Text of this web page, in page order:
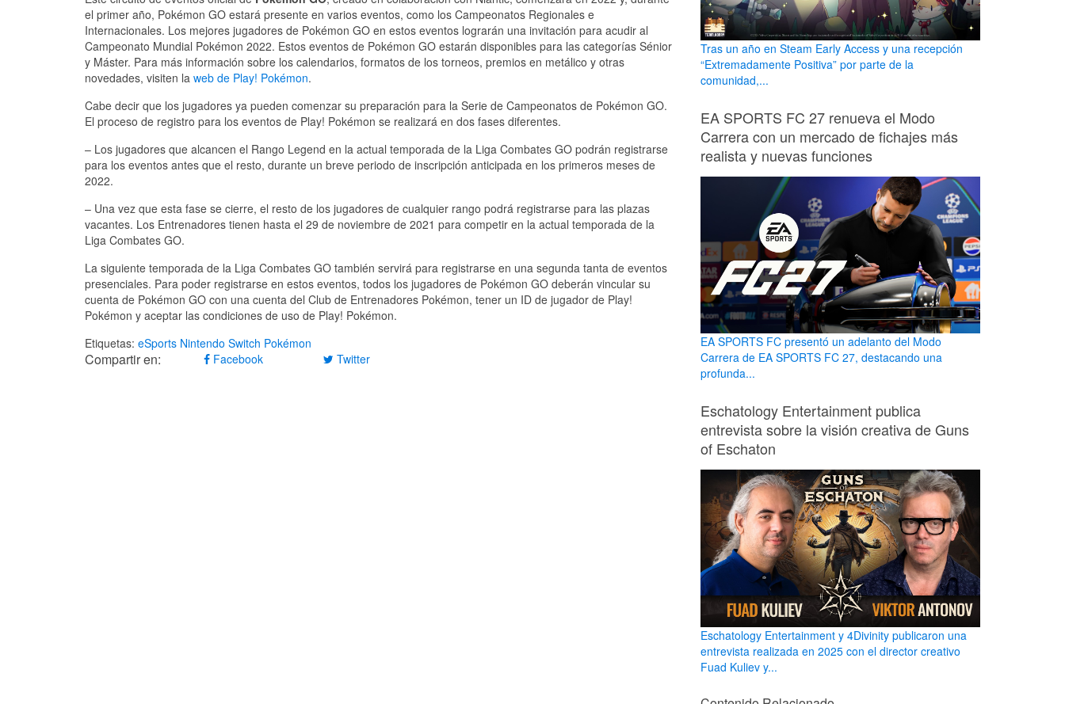
el primer año, Pokémon GO estará presente en varios eventos, como los Campeonatos Regionales e
Internacionales. Los mejores jugadores de Pokémon GO en estos eventos lograrán una invitación para acudir al
Campeonato Mundial Pokémon 2022. Estos eventos de Pokémon GO estarán disponibles para las categorías Sénior
y Máster. Para más información sobre los calendarios, formatos de los torneos, premios en metálico y otras
novedades, visiten la web de Play! Pokémon.
Cabe decir que los jugadores ya pueden comenzar su preparación para la Serie de Campeonatos de Pokémon GO.
El proceso de registro para los eventos de Play! Pokémon se realizará en dos fases diferentes.
– Los jugadores que alcancen el Rango Legend en la actual temporada de la Liga Combates GO podrán registrarse
para los eventos antes que el resto, durante un breve periodo de inscripción anticipada en los primeros meses de
2022.
– Una vez que esta fase se cierre, el resto de los jugadores de cualquier rango podrá registrarse para las plazas
vacantes. Los Entrenadores tienen hasta el 29 de noviembre de 2021 para competir en la actual temporada de la
Liga Combates GO.
La siguiente temporada de la Liga Combates GO también servirá para registrarse en una segunda tanta de eventos
presenciales. Para poder registrarse en estos eventos, todos los jugadores de Pokémon GO deberán vincular su
cuenta de Pokémon GO con una cuenta del Club de Entrenadores Pokémon, tener un ID de jugador de Play!
Pokémon y aceptar las condiciones de uso de Play! Pokémon.
Etiquetas: eSports Nintendo Switch Pokémon
Compartir en: Facebook Twitter
Tras un año en Steam Early Access y una recepción
“Extremadamente Positiva” por parte de la
comunidad,...
EA SPORTS FC 27 renueva el Modo
Carrera con un mercado de fichajes más
realista y nuevas funciones
EA SPORTS FC presentó un adelanto del Modo
Carrera de EA SPORTS FC 27, destacando una
profunda...
Eschatology Entertainment publica
entrevista sobre la visión creativa de Guns
of Eschaton
Eschatology Entertainment y 4Divinity publicaron una
entrevista realizada en 2025 con el director creativo
Fuad Kuliev y...